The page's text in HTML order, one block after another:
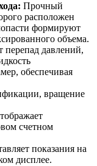
Прочный
расположен
формируют
объема.
давлений,
обеспечивая
вращение
счетном
показания на
дисплее.